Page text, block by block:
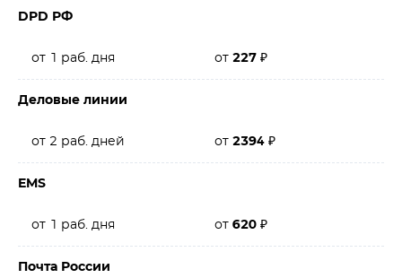
DPD РФ
от 1 раб. дня от 227 ₽
Деловые линии
от 2 раб. дней от 2394 ₽
EMS
от 1 раб. дня от 620 ₽
Почта России